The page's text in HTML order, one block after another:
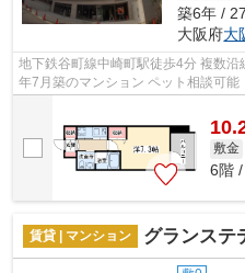
築6年 /
大阪府大
地下鉄谷町線中崎町駅徒歩4分 複数
年7月築のマンション ペット相談可能
敷金
6階
賃貸 | マンション グランステ